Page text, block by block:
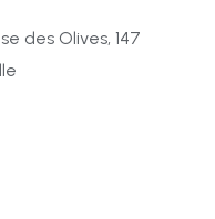
des Olives, 147